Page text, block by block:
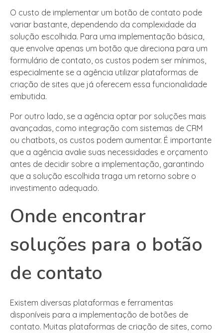
O custo de implementar um botão de contato pode
variar bastante, dependendo da complexidade da
solução escolhida. Para uma implementação básica,
que envolve apenas um botão que direciona para um
formulário de contato, os custos podem ser mínimos,
especialmente se a agência utilizar plataformas de
criação de sites que já oferecem essa funcionalidade
embutida.
Por outro lado, se a agência optar por soluções mais
avançadas, como integração com sistemas de CRM
ou chatbots, os custos podem aumentar. É importante
que a agência avalie suas necessidades e orçamento
antes de decidir sobre a implementação, garantindo
que a solução escolhida traga um retorno sobre o
investimento adequado.
Onde encontrar
soluções para o botão
de contato
Existem diversas plataformas e ferramentas
disponíveis para a implementação de botões de
contato. Muitas plataformas de criação de sites, como